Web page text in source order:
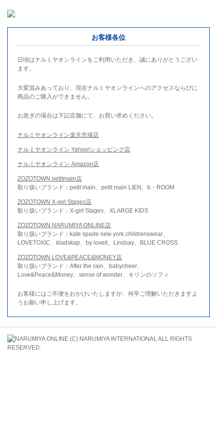
お客様各位
日頃はナルミヤオンラインをご利用いただき、誠にありがとうござい
ます。
大変混みあっており、現在ナルミヤオンラインへのアクセスならびに
商品のご購入ができません。
お急ぎの場合は下記店舗にて、お買い求めください。
ナルミヤオンライン楽天市場店
ナルミヤオンライン Yahoo!ショッピング店
ナルミヤオンライン Amazon店
ZOZOTOWN petitmain店
取り扱いブランド：petit main、petit main LIEN、b・ROOM
ZOZOTOWN X-girl Stages店
取り扱いブランド：X-girl Stages、XLARGE KIDS
ZOZOTOWN NARUMIYA ONLINE店
取り扱いブランド：kate spade new york childrenswear、
LOVETOXIC、kladskap、by loveit、Lindsay、BLUE CROSS
ZOZOTOWN LOVE&PEACE&MONEY店
取り扱いブランド：After the rain、babycheer、
Love&Peace&Money、sense of wonder、キリンのソフィ
お客様にはご不便をおかけいたしますが、何卒ご理解いただきますよ
うお願い申し上げます。